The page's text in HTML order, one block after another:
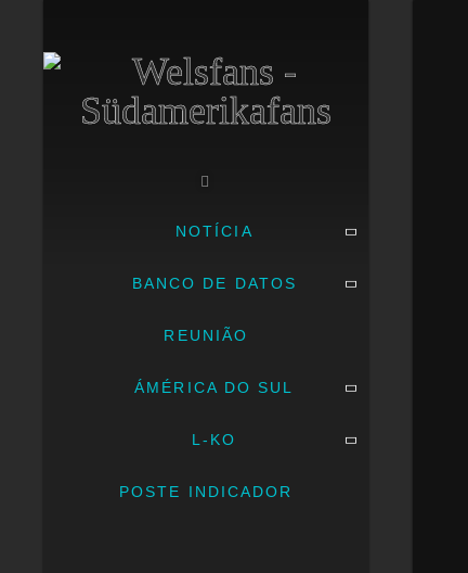
NOTÍCIA
BANCO DE DATOS
REUNIÃO
ÁMÉRICA DO SUL
L-KO
POSTE INDICADOR